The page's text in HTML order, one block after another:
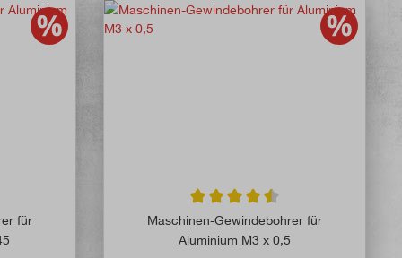
von 5 von 5 Sternen
für
Durchschnittliche Bewertung von
Maschinen-Gewindebohrer für
Aluminium M3 x 0,5